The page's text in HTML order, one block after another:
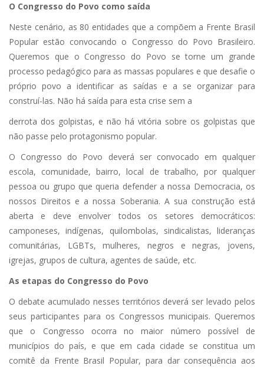
O Congresso do Povo como saída
Neste cenário, as 80 entidades que a compõem a Frente Brasil
Popular estão convocando o Congresso do Povo Brasileiro.
Queremos que o Congresso do Povo se torne um grande
processo pedagógico para as massas populares e que desafie o
próprio povo a identificar as saídas e a se organizar para
construí-las. Não há saída para esta crise sem a
derrota dos golpistas, e não há vitória sobre os golpistas que
não passe pelo protagonismo popular.
O Congresso do Povo deverá ser convocado em qualquer
escola, comunidade, bairro, local de trabalho, por qualquer
pessoa ou grupo que queria defender a nossa Democracia, os
nossos Direitos e a nossa Soberania. A sua construção está
aberta e deve envolver todos os setores democráticos:
camponeses, indígenas, quilombolas, sindicalistas, lideranças
comunitárias, LGBTs, mulheres, negros e negras, jovens,
igrejas, grupos de cultura, agentes de saúde, etc.
As etapas do Congresso do Povo
O debate acumulado nesses territórios deverá ser levado pelos
seus participantes para os Congressos municipais. Queremos
que o Congresso ocorra no maior número possível de
municípios do país, e que em cada cidade se constitua um
comitê da Frente Brasil Popular, para dar consequência aos